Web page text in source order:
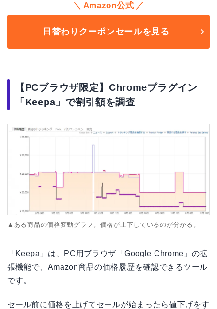
Amazon公式
日替わりクーポンセールを見る
【PCブラウザ限定】Chromeプラグイン
「Keepa」で割引額を調査
▲ある商品の価格変動グラフ。価格が上下しているのが分かる。
「Keepa」は、PC用ブラウザ「Google Chrome」の拡
張機能で、Amazon商品の価格履歴を確認できるツール
です。
セール前に価格を上げてセールが始まったら値下げをす